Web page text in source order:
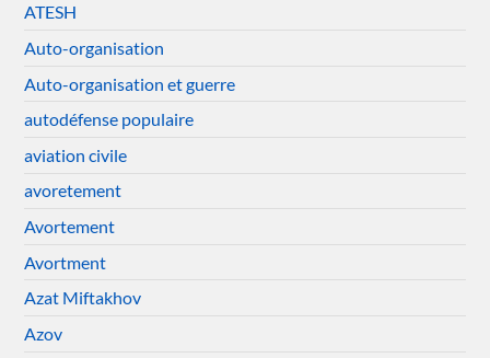
ATESH
Auto-organisation
Auto-organisation et guerre
autodéfense populaire
aviation civile
avoretement
Avortement
Avortment
Azat Miftakhov
Azov